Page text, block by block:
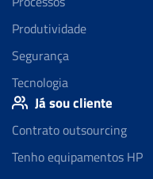
Produtividade
Segurança
Tecnologia
Já sou cliente
Contrato outsourcing
Tenho equipamentos HP